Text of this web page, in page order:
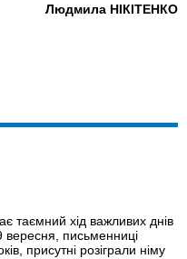
Людмила НІКІТЕНКО
таємний хід важливих днів
письменниці
присутні розіграли німу